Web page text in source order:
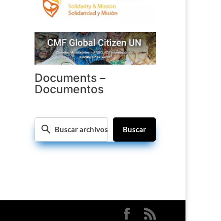
Documents –
Documentos
Buscar